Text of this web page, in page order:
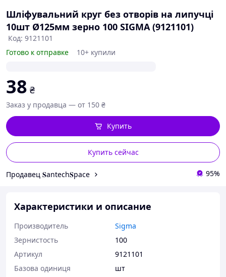
Шліфувальний круг без отворів на липучці
10шт Ø125мм зерно 100 SIGMA (9121101)
Код: 9121101
Готово к отправке
10+ купили
38 ₴
Заказ у продавца — от 150 ₴
Купить сейчас
Купить
Продавец 𝐒antech𝐒pace 95%
Характеристики и описание
Производитель
Sigma
Зернистость
100
Артикул
9121101
Базова одиниця
шт